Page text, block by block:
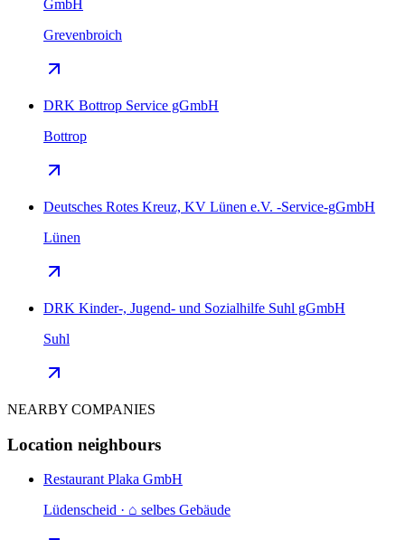
GmbH
Grevenbroich
DRK Bottrop Service gGmbH
Bottrop
Deutsches Rotes Kreuz, KV Lünen e.V. -Service-gGmbH
Lünen
DRK Kinder-, Jugend- und Sozialhilfe Suhl gGmbH
Suhl
NEARBY COMPANIES
Location neighbours
Restaurant Plaka GmbH
Lüdenscheid · ⌂ selbes Gebäude